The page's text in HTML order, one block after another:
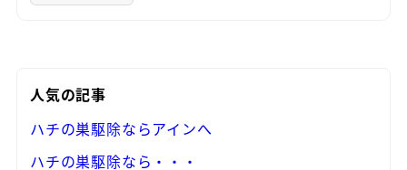
人気の記事
ハチの巣駆除ならアインへ
ハチの巣駆除なら・・・